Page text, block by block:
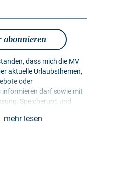
abonnieren
dass mich die MV
oder
darf sowie mit
Speicherung und
und Klickraten in
Zwecken der Gestaltung
mehr lesen